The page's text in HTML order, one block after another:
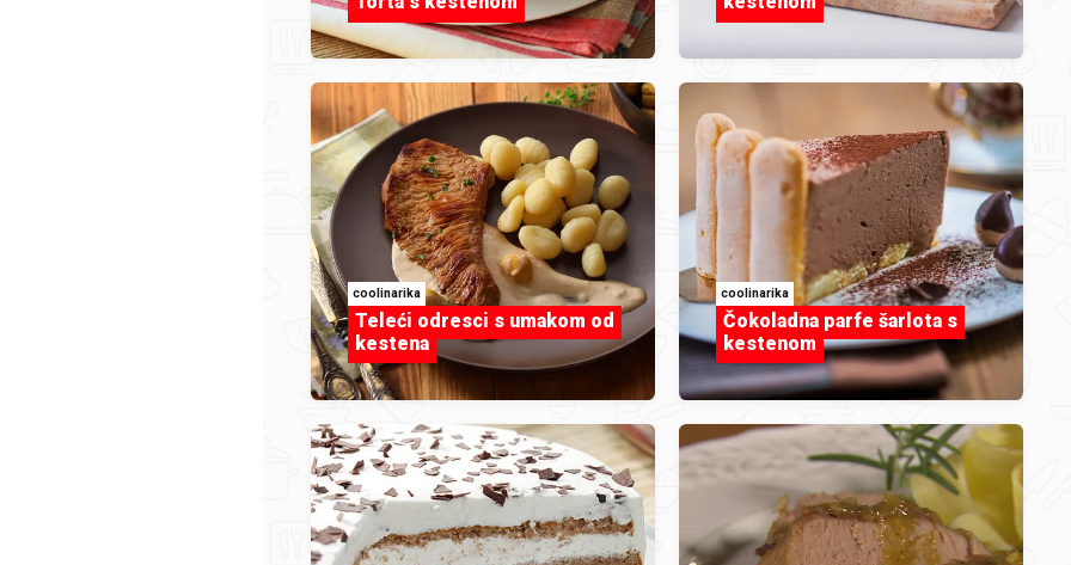
("pravila") objašnjavaju kako GRUPA PODRAVKA
web stranice kao i registracijom, odnosno korištenjem
računa s kojim se korisnici mogu jedinstveno
stranice koje su u vlasništvu GRUPE PODRAVKA.
primjenjuju se na sve usluge koje nudi GRUPA
čemu je cilj pravila na jasan i transparentan način upoznati
partnere i korisnike naših usluga (u daljnjem tekstu:
obrade njihovih osobnih podataka i njihovim
je posvećena zaštiti i poštivanju vaše privatnosti.
pravila pažljivo kako biste razumjeli zašto i kako prikupljamo
te kako će se oni koristiti. U pogledu osobnih
GRUPA PODRAVKA je "voditelj obrade", odnosno
coolinarika
Teleći odresci s umakom od
kestena
coolinarika
Čokoladna parfe šarlota s
kestenom